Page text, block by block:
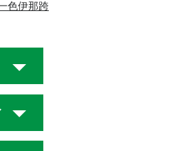
色伊那跨